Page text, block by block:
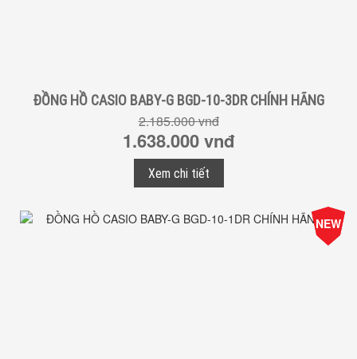
ĐỒNG HỒ CASIO BABY-G BGD-10-3DR CHÍNH HÃNG
2.185.000 vnđ
1.638.000 vnđ
Xem chi tiết
-25%
Giá
NEW